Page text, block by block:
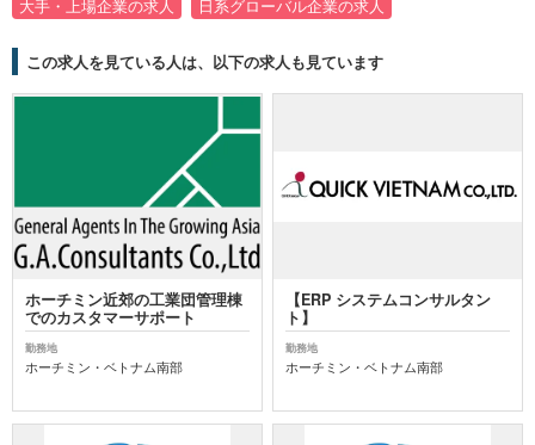
大手・上場企業の求人 日系グローバル企業の求人
この求人を見ている人は、以下の求人も見ています
ホーチミン近郊の工業団管理棟
でのカスタマーサポート
勤務地
ホーチミン・ベトナム南部
【ERP システムコンサルタン
ト】
勤務地
ホーチミン・ベトナム南部